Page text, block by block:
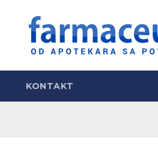
KONTAKT